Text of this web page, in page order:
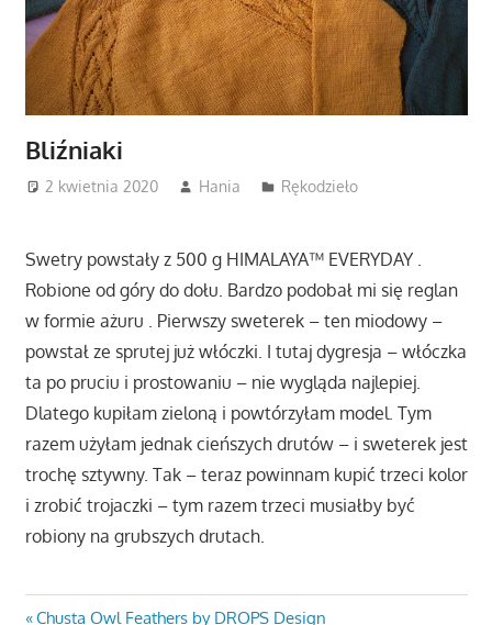
Bliźniaki
2 kwietnia 2020 Hania Rękodzieło
Swetry powstały z 500 g HIMALAYA™ EVERYDAY .
Robione od góry do dołu. Bardzo podobał mi się reglan
w formie ażuru . Pierwszy sweterek – ten miodowy –
powstał ze sprutej już włóczki. I tutaj dygresja – włóczka
ta po pruciu i prostowaniu – nie wygląda najlepiej.
Dlatego kupiłam zieloną i powtórzyłam model. Tym
razem użyłam jednak cieńszych drutów – i sweterek jest
trochę sztywny. Tak – teraz powinnam kupić trzeci kolor
i zrobić trojaczki – tym razem trzeci musiałby być
robiony na grubszych drutach.
Previous
Chusta Owl Feathers by DROPS Design